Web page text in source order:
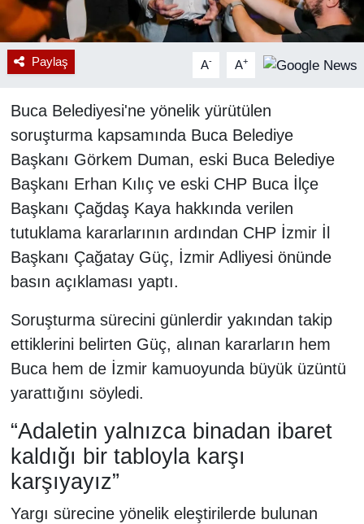
Paylaş A- A+
Buca Belediyesi'ne yönelik yürütülen
soruşturma kapsamında Buca Belediye
Başkanı Görkem Duman, eski Buca Belediye
Başkanı Erhan Kılıç ve eski CHP Buca İlçe
Başkanı Çağdaş Kaya hakkında verilen
tutuklama kararlarının ardından CHP İzmir İl
Başkanı Çağatay Güç, İzmir Adliyesi önünde
basın açıklaması yaptı.
Soruşturma sürecini günlerdir yakından takip
ettiklerini belirten Güç, alınan kararların hem
Buca hem de İzmir kamuoyunda büyük üzüntü
yarattığını söyledi.
“Adaletin yalnızca binadan ibaret
kaldığı bir tabloyla karşı
karşıyayız”
Yargı sürecine yönelik eleştirilerde bulunan